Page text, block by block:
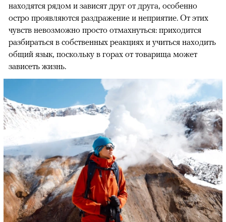
находятся рядом и зависят друг от друга, особенно
остро проявляются раздражение и неприятие. От этих
чувств невозможно просто отмахнуться: приходится
разбираться в собственных реакциях и учиться находить
общий язык, поскольку в горах от товарища может
зависеть жизнь.